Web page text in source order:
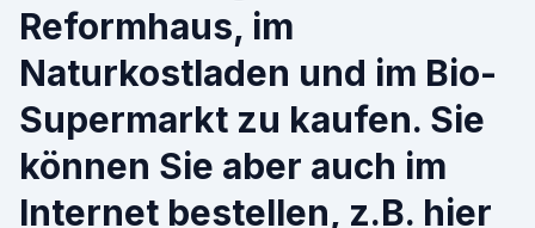
Reformhaus, im
Naturkostladen und im Bio-
Supermarkt zu kaufen. Sie
können Sie aber auch im
Internet bestellen, z.B. hier